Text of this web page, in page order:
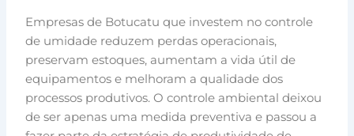
Empresas de Botucatu que investem no controle
de umidade reduzem perdas operacionais,
preservam estoques, aumentam a vida útil de
equipamentos e melhoram a qualidade dos
processos produtivos. O controle ambiental deixou
de ser apenas uma medida preventiva e passou a